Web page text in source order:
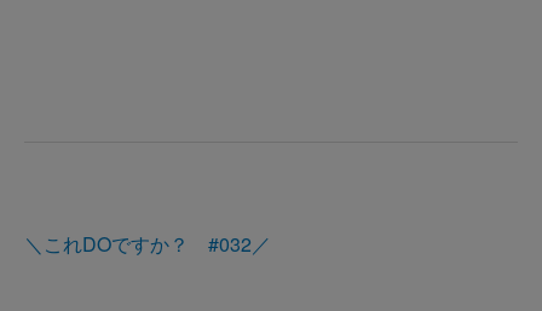
＼これDOですか？ #032／